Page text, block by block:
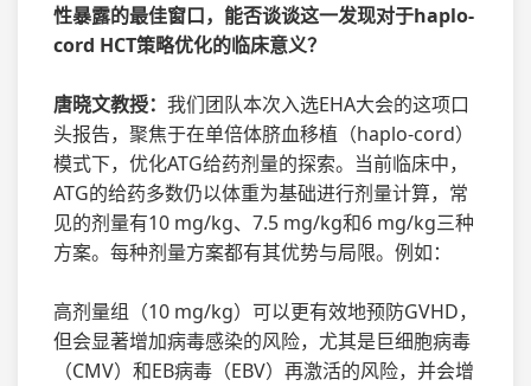
性暴露的最佳窗口，能否谈谈这一发现对于haplo-
cord HCT策略优化的临床意义？
唐晓文教授： 我们团队本次入选EHA大会的这项口
头报告，聚焦于在单倍体脐血移植（haplo-cord）
模式下，优化ATG给药剂量的探索。当前临床中，
ATG的给药多数仍以体重为基础进行剂量计算，常
见的剂量有10 mg/kg、7.5 mg/kg和6 mg/kg三种
方案。每种剂量方案都有其优势与局限。例如：
高剂量组（10 mg/kg）可以更有效地预防GVHD，
但会显著增加病毒感染的风险，尤其是巨细胞病毒
（CMV）和EB病毒（EBV）再激活的风险，并会增